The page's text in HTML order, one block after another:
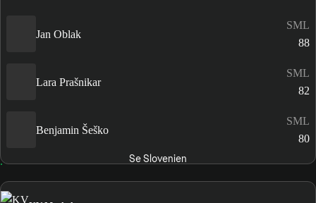
Jan Oblak
SML
88
Lara Prašnikar
SML
82
Benjamin Šeško
SML
80
Se Slovenien